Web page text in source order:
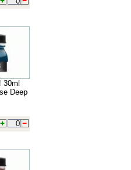
30ml
Deep